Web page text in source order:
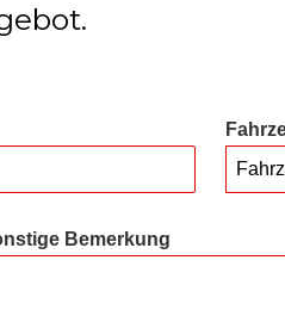
Bemerkung